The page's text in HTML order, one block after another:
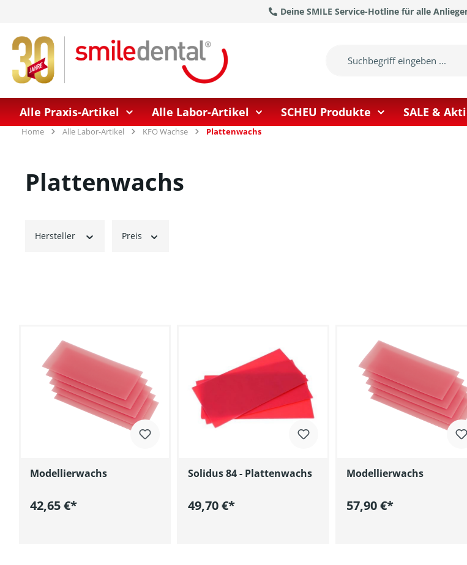
Deine SMILE Service-Hotline für alle
Alle Praxis-Artikel Alle Labor-Artikel SCHEU Produkte SALE &
Home Alle Labor-Artikel KFO Wachse Plattenwachs
Plattenwachs
Hersteller Preis
Modellierwachs
42,65 €*
Solidus 84 - Plattenwachs
49,70 €*
Modellierwachs
57,90 €*